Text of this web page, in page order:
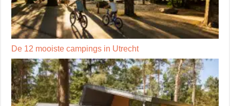
De 12 mooiste campings in Utrecht